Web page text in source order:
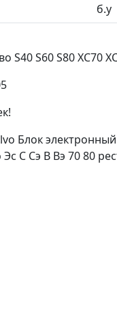
б.у
S60 S80 XC70
Блок
С Сэ В Вэ 70 80